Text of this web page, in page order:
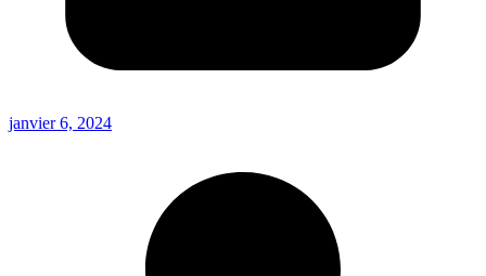
janvier 6, 2024